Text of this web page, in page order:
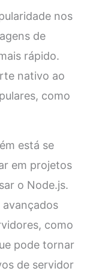
nos
de
rápido.
nativo ao
como
está se
em projetos
o Node.js.
como
pode tornar
de servidor